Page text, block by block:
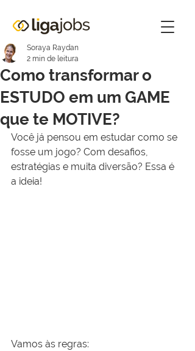
Como transformar o
ESTUDO em um GAME
que te MOTIVE?
Soraya Raydan
2 min de leitura
Você já pensou em estudar como se
fosse um jogo? Com desafios,
estratégias e muita diversão? Essa é
a ideia!
Vamos às regras: